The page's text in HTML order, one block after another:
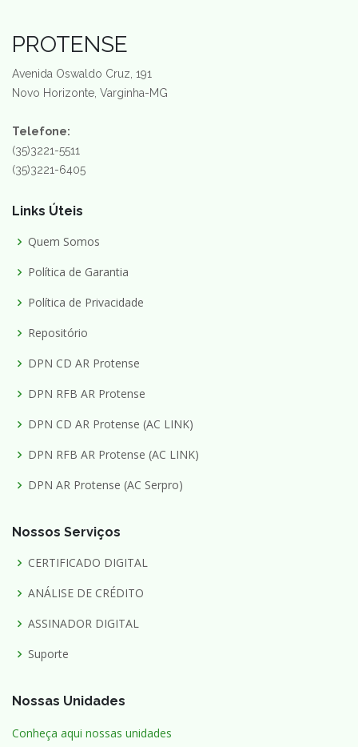
PROTENSE
Avenida Oswaldo Cruz, 191
Novo Horizonte, Varginha-MG
Telefone:
(35)3221-5511
(35)3221-6405
Links Úteis
Quem Somos
Política de Garantia
Política de Privacidade
Repositório
DPN CD AR Protense
DPN RFB AR Protense
DPN CD AR Protense (AC LINK)
DPN RFB AR Protense (AC LINK)
DPN AR Protense (AC Serpro)
Nossos Serviços
CERTIFICADO DIGITAL
ANÁLISE DE CRÉDITO
ASSINADOR DIGITAL
Suporte
Nossas Unidades
Conheça aqui nossas unidades